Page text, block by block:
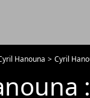
Hanouna Cyril